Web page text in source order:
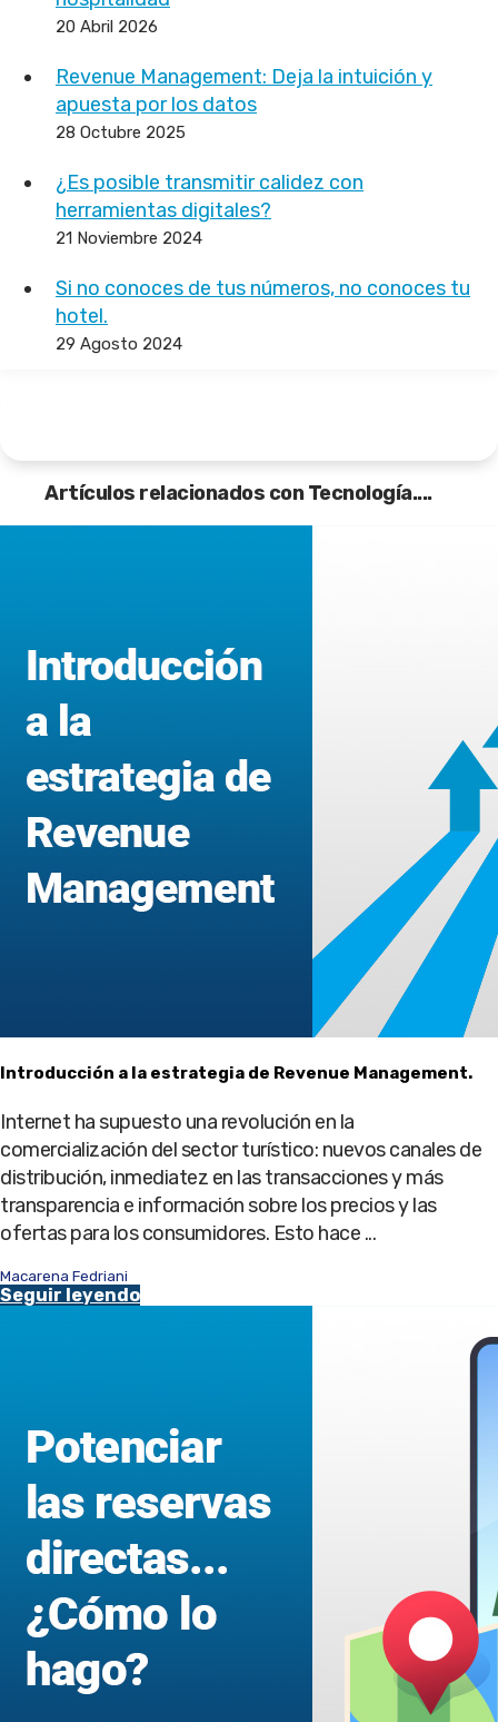
20 Abril 2026
Revenue Management: Deja la intuición y
apuesta por los datos
28 Octubre 2025
¿Es posible transmitir calidez con
herramientas digitales?
21 Noviembre 2024
Si no conoces de tus números, no conoces tu
hotel.
29 Agosto 2024
Artículos relacionados con Tecnología....
Introducción a la estrategia de Revenue Management.
Internet ha supuesto una revolución en la
comercialización del sector turístico: nuevos canales de
distribución, inmediatez en las transacciones y más
transparencia e información sobre los precios y las
ofertas para los consumidores. Esto hace ...
Macarena Fedriani
Seguir leyendo